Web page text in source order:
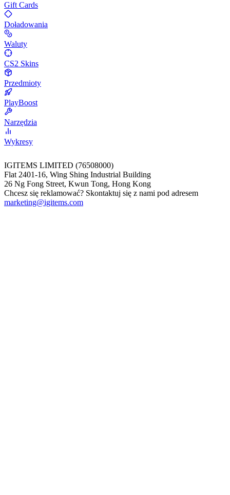
Gift Cards
Doładowania
Waluty
CS2 Skins
Przedmioty
PlayBoost
Narzędzia
Wykresy
IGITEMS LIMITED (76508000)
Flat 2401-16, Wing Shing Industrial Building
26 Ng Fong Street, Kwun Tong, Hong Kong
Chcesz się reklamować? Skontaktuj się z nami pod adresem
marketing@igitems.com